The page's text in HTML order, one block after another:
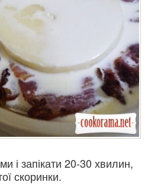
і запікати 20-30 хвилин,
скоринки.